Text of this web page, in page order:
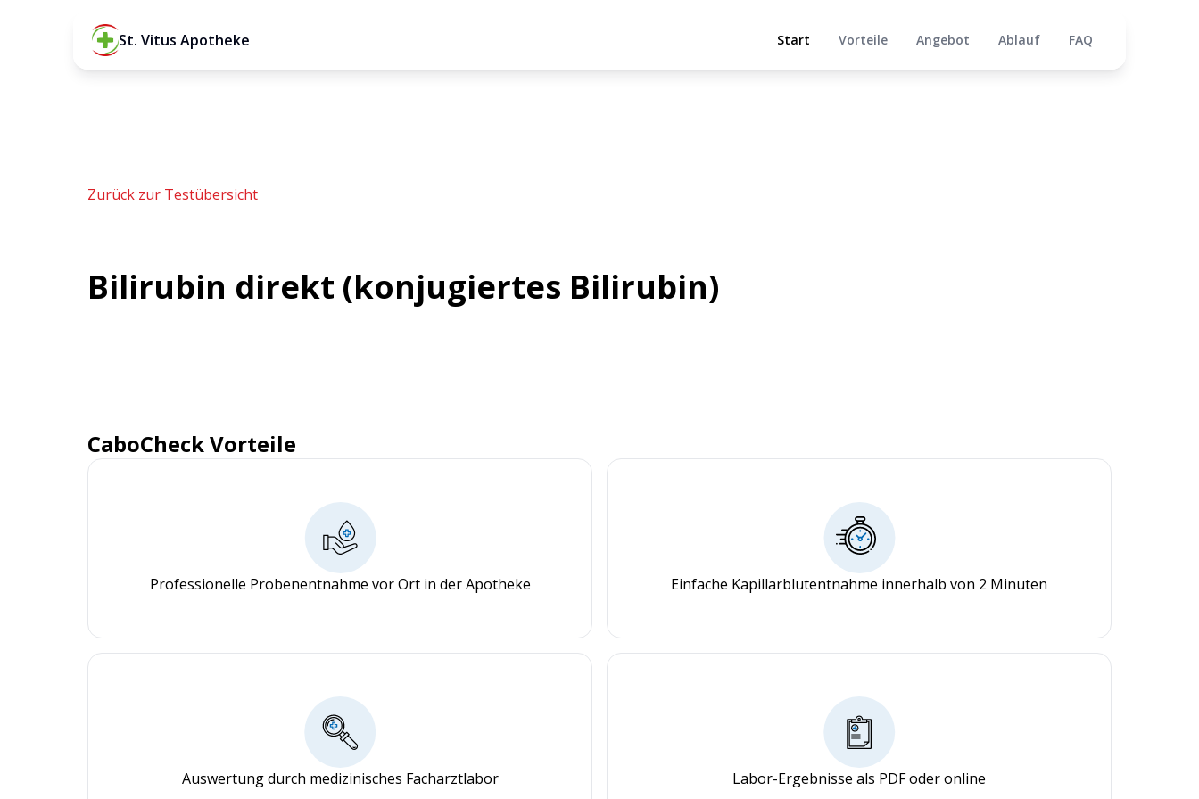
St. Vitus Apotheke Start Vorteile Angebot Ablauf FAQ
Zurück zur Testübersicht
Bilirubin direkt (konjugiertes Bilirubin)
CaboCheck Vorteile
Professionelle Probenentnahme vor Ort in der Apotheke Einfache Kapillarblutentnahme innerhalb von 2 Minuten
Auswertung durch medizinisches Facharztlabor Labor-Ergebnisse als PDF oder online